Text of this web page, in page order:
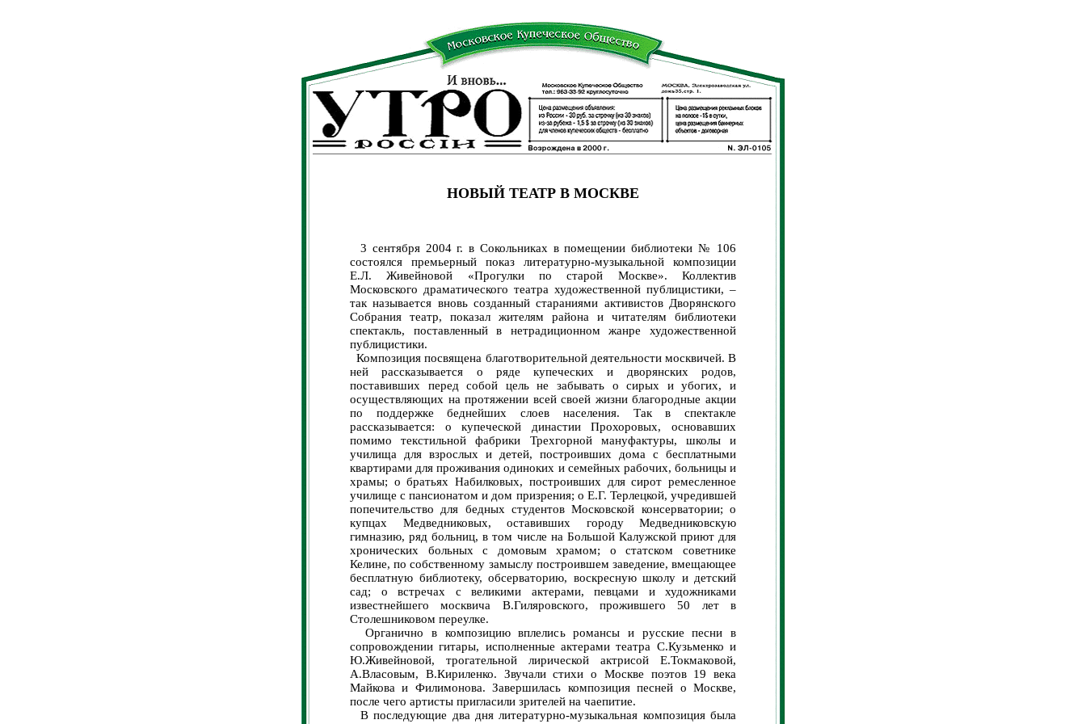
НОВЫЙ ТЕАТР В МОСКВЕ
3 сентября 2004 г. в Сокольниках в помещении библиотеки № 106
состоялся премьерный показ литературно-музыкальной композиции
Е.Л. Живейновой «Прогулки по старой Москве». Коллектив
Московского драматического театра художественной публицистики, –
так называется вновь созданный стараниями активистов Дворянского
Собрания театр, показал жителям района и читателям библиотеки
спектакль, поставленный в нетрадиционном жанре художественной
публицистики.
Композиция посвящена благотворительной деятельности москвичей. В
ней рассказывается о ряде купеческих и дворянских родов,
поставивших перед собой цель не забывать о сирых и убогих, и
осуществляющих на протяжении всей своей жизни благородные акции
по поддержке беднейших слоев населения. Так в спектакле
рассказывается: о купеческой династии Прохоровых, основавших
помимо текстильной фабрики Трехгорной мануфактуры, школы и
училища для взрослых и детей, построивших дома с бесплатными
квартирами для проживания одиноких и семейных рабочих, больницы и
храмы; о братьях Набилковых, построивших для сирот ремесленное
училище с пансионатом и дом призрения; о Е.Г. Терлецкой, учредившей
попечительство для бедных студентов Московской консерватории; о
купцах Медведниковых, оставивших городу Медведниковскую
гимназию, ряд больниц, в том числе на Большой Калужской приют для
хронических больных с домовым храмом; о статском советнике
Келине, по собственному замыслу построившем заведение, вмещающее
бесплатную библиотеку, обсерваторию, воскресную школу и детский
сад; о встречах с великими актерами, певцами и художниками
известнейшего москвича В.Гиляровского, прожившего 50 лет в
Столешниковом переулке.
Органично в композицию вплелись романсы и русские песни в
сопровождении гитары, исполненные актерами театра С.Кузьменко и
Ю.Живейновой, трогательной лирической актрисой Е.Токмаковой,
А.Власовым, В.Кириленко. Звучали стихи о Москве поэтов 19 века
Майкова и Филимонова. Завершилась композиция песней о Москве,
после чего артисты пригласили зрителей на чаепитие.
В последующие два дня литературно-музыкальная композиция была